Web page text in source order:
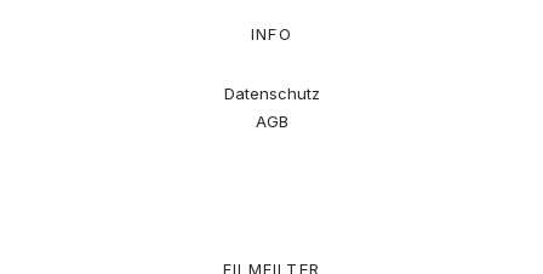
INFO
Datenschutz
AGB
FILMFILTER